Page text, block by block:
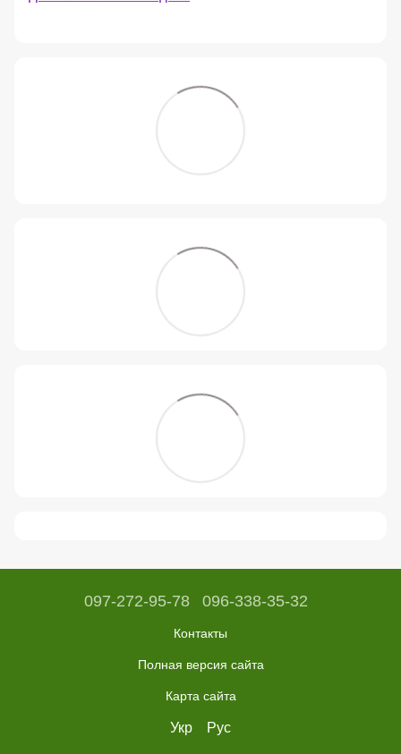
097-272-95-78 096-338-35-32
Контакты
Полная версия сайта
Карта сайта
Укр Рус